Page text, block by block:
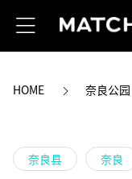
HOME 奈良公园
奈良县 奈良